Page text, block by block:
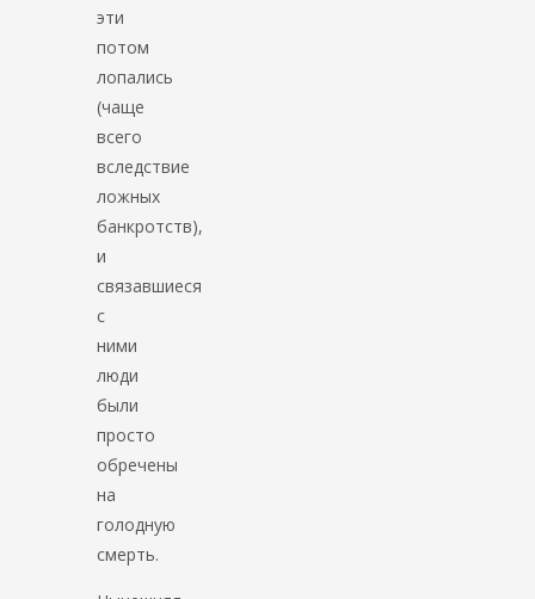
эти
потом
лопались
(чаще
всего
вследствие
ложных
банкротств),
и
связавшиеся
с
ними
люди
были
просто
обречены
на
голодную
смерть.